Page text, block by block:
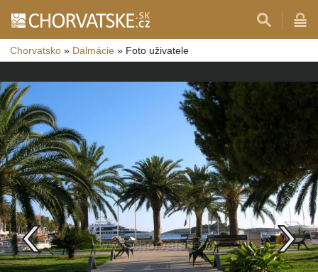
Chorvatsko » Dalmácie » Foto uživatele